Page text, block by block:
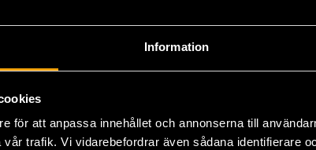
Information
för att anpassa innehållet och annonserna till
trafik. Vi vidarebefordrar även sådana identifierare